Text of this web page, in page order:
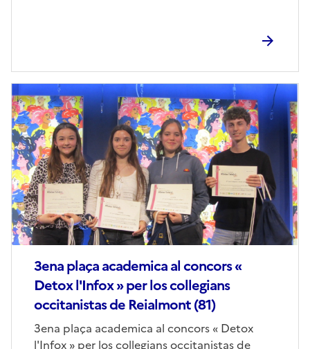
3ena plaça academica al concors «
Detox l'Infox » per los collegians
occitanistas de Reialmont (81)
Corps
3ena plaça academica al concors « Detox
l'Infox » per los collegians occitanistas de
Image
de
couverture
(conseillée)